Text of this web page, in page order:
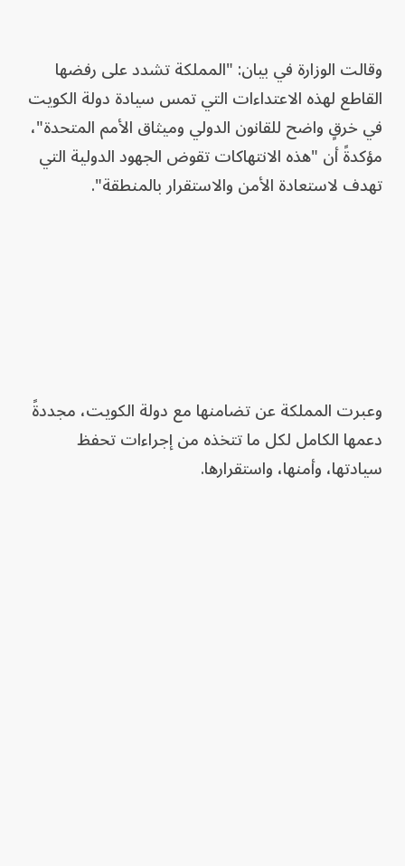
وقالت الوزارة في بيان: "المملكة تشدد على رفضها
القاطع لهذه الاعتداءات التي تمس سيادة دولة الكويت
في خرقٍ واضح للقانون الدولي وميثاق الأمم المتحدة"،
مؤكدةً أن "هذه الانتهاكات تقوض الجهود الدولية التي
تهدف لاستعادة الأمن والاستقرار بالمنطقة".
وعبرت المملكة عن تضامنها مع دولة الكويت، مجددةً
دعمها الكامل لكل ما تتخذه من إجراءات تحفظ
سيادتها، وأمنها، واستقرارها.